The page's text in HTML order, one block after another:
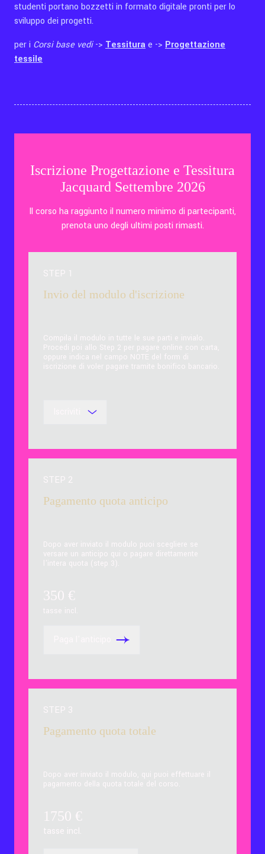
studenti portano bozzetti in formato digitale pronti per lo
sviluppo dei progetti.
per i Corsi base vedi-> Tessiturae -> Progettazione
tessile
Iscrizione Progettazione e Tessitura
Jacquard Settembre 2026
Il corso ha raggiunto il numero minimo di partecipanti,
prenota uno degli ultimi posti rimasti.
STEP 1
Invio del modulo d'iscrizione
Compila il modulo in tutte le sue parti e invialo.
Procedi poi allo Step 2 per pagare online con carta,
oppure indica nel campo NOTE del form di
iscrizione di voler pagare tramite bonifico bancario.
STEP 2
Pagamento quota anticipo
Dopo aver inviato il modulo puoi scegliere se
versare un anticipo qui o pagare direttamente
l'intera quota (step 3).
350 €
tasse incl.
STEP 3
Pagamento quota totale
Dopo aver inviato il modulo, qui puoi effettuare il
pagamento della quota totale del corso.
1750 €
tasse incl.